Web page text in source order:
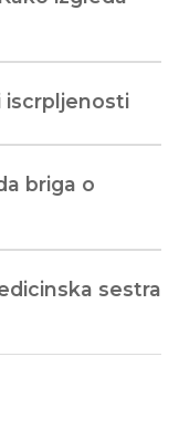
iscrpljenosti
briga o
sestra